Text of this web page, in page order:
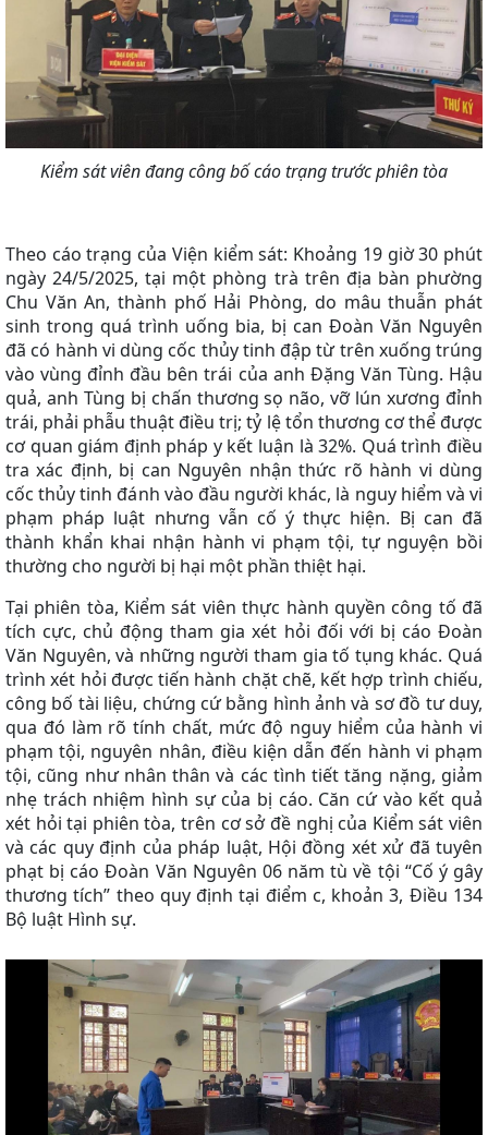
Kiểm sát viên đang công bố cáo trạng trước phiên tòa
Theo cáo trạng của Viện kiểm sát: Khoảng 19 giờ 30 phút
ngày 24/5/2025, tại một phòng trà trên địa bàn phường
Chu Văn An, thành phố Hải Phòng, do mâu thuẫn phát
sinh trong quá trình uống bia, bị can Đoàn Văn Nguyên
đã có hành vi dùng cốc thủy tinh đập từ trên xuống trúng
vào vùng đỉnh đầu bên trái của anh Đặng Văn Tùng. Hậu
quả, anh Tùng bị chấn thương sọ não, vỡ lún xương đỉnh
trái, phải phẫu thuật điều trị; tỷ lệ tổn thương cơ thể được
cơ quan giám định pháp y kết luận là 32%. Quá trình điều
tra xác định, bị can Nguyên nhận thức rõ hành vi dùng
cốc thủy tinh đánh vào đầu người khác, là nguy hiểm và vi
phạm pháp luật nhưng vẫn cố ý thực hiện. Bị can đã
thành khẩn khai nhận hành vi phạm tội, tự nguyện bồi
thường cho người bị hại một phần thiệt hại.
Tại phiên tòa, Kiểm sát viên thực hành quyền công tố đã
tích cực, chủ động tham gia xét hỏi đối với bị cáo Đoàn
Văn Nguyên, và những người tham gia tố tụng khác. Quá
trình xét hỏi được tiến hành chặt chẽ, kết hợp trình chiếu,
công bố tài liệu, chứng cứ bằng hình ảnh và sơ đồ tư duy,
qua đó làm rõ tính chất, mức độ nguy hiểm của hành vi
phạm tội, nguyên nhân, điều kiện dẫn đến hành vi phạm
tội, cũng như nhân thân và các tình tiết tăng nặng, giảm
nhẹ trách nhiệm hình sự của bị cáo. Căn cứ vào kết quả
xét hỏi tại phiên tòa, trên cơ sở đề nghị của Kiểm sát viên
và các quy định của pháp luật, Hội đồng xét xử đã tuyên
phạt bị cáo Đoàn Văn Nguyên 06 năm tù về tội “Cố ý gây
thương tích” theo quy định tại điểm c, khoản 3, Điều 134
Bộ luật Hình sự.